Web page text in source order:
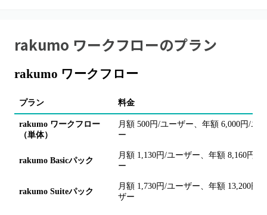
rakumo ワークフローのプラン
rakumo ワークフロー
プラン 料金
rakumo ワークフロー
（単体）
月額 500円/ユーザー、年額 6,000円/ユ
ー
rakumo Basicパック
月額 1,130円/ユーザー、年額 8,160円/
ー
rakumo Suiteパック
月額 1,730円/ユーザー、年額 13,200円/
ザー